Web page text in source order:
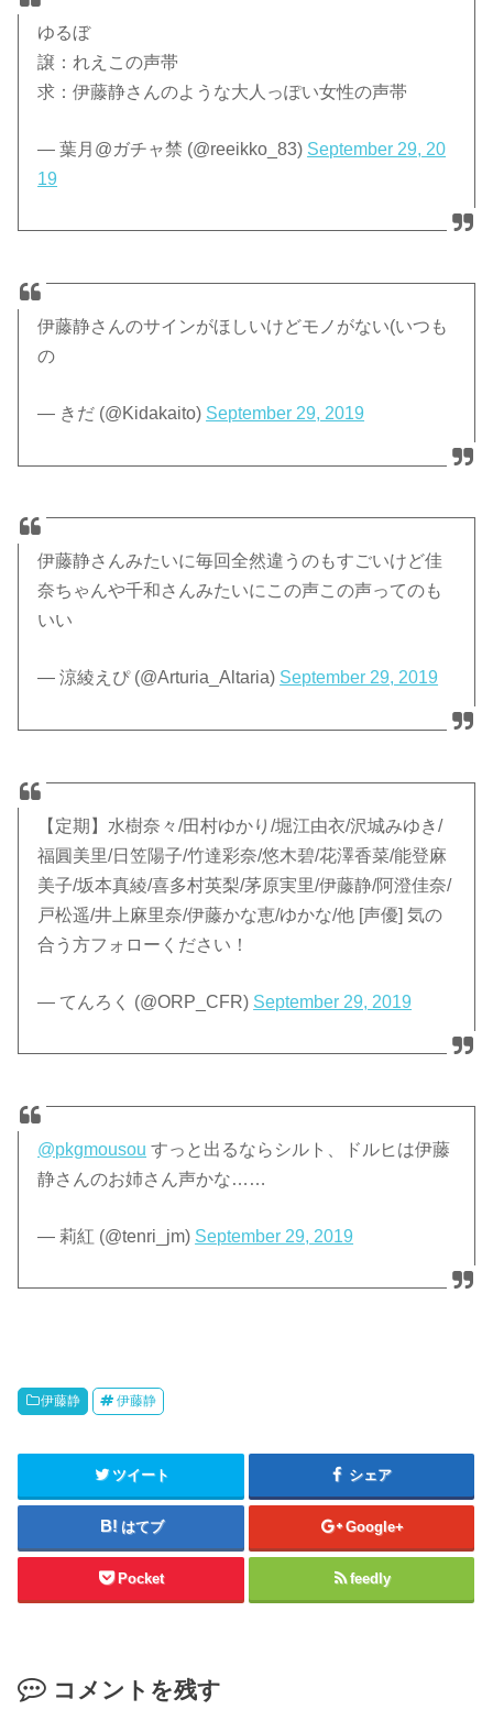
ゆるぼ
譲：れえこの声帯
求：伊藤静さんのような大人っぽい女性の声帯
— 葉月@ガチャ禁 (@reeikko_83) September 29, 20
19
伊藤静さんのサインがほしいけどモノがない(いつも
の
— きだ (@Kidakaito) September 29, 2019
伊藤静さんみたいに毎回全然違うのもすごいけど佳
奈ちゃんや千和さんみたいにこの声この声ってのも
いい
— 涼綾えぴ (@Arturia_Altaria) September 29, 2019
【定期】水樹奈々/田村ゆかり/堀江由衣/沢城みゆき/
福圓美里/日笠陽子/竹達彩奈/悠木碧/花澤香菜/能登麻
美子/坂本真綾/喜多村英梨/茅原実里/伊藤静/阿澄佳奈/
戸松遥/井上麻里奈/伊藤かな恵/ゆかな/他 [声優] 気の
合う方フォローください！
— てんろく (@ORP_CFR) September 29, 2019
@pkgmousou すっと出るならシルト、ドルヒは伊藤
静さんのお姉さん声かな……
— 莉紅 (@tenri_jm) September 29, 2019
伊藤静 伊藤静
ツイート シェア
はてブ Google+
Pocket feedly
コメントを残す